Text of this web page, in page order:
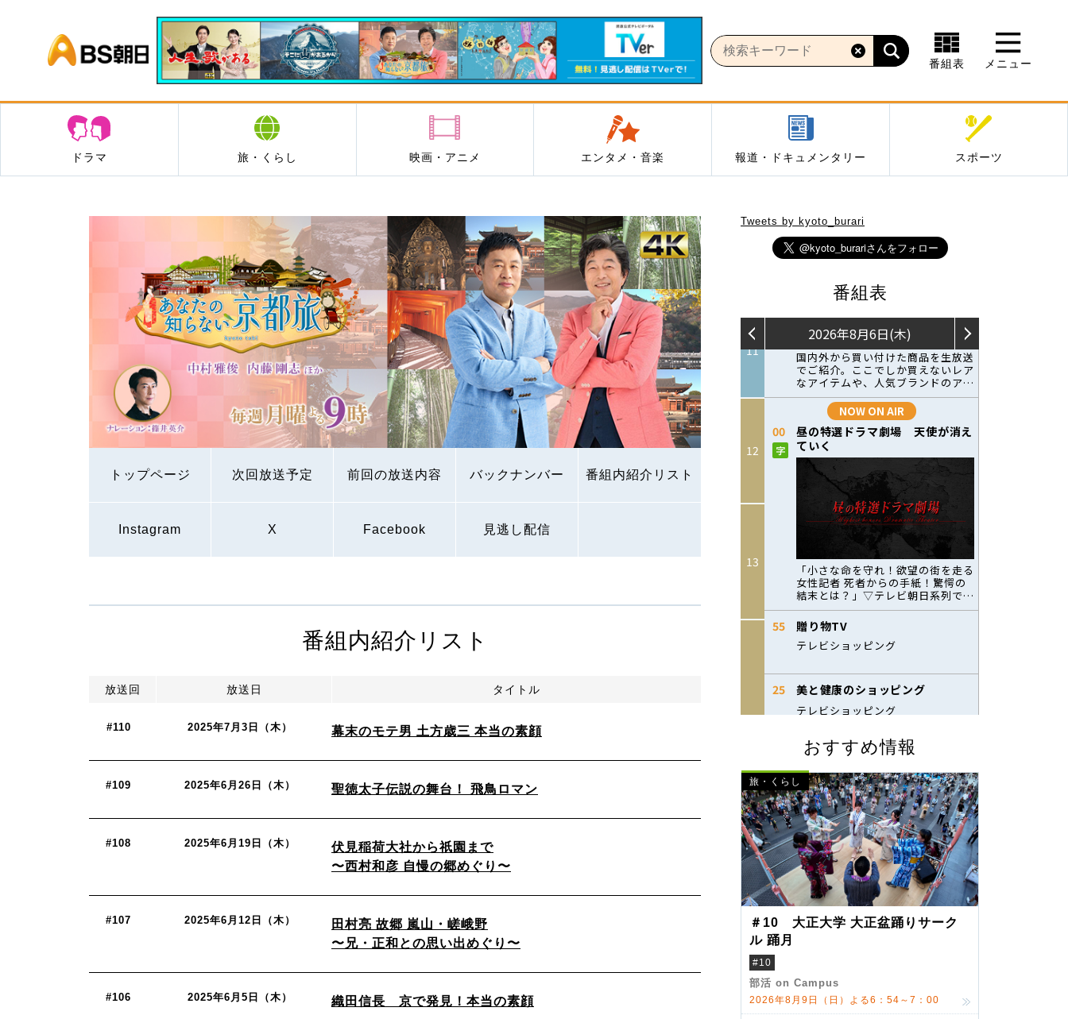
BS朝日
番組表 メニュー
ドラマ 旅・くらし 映画・アニメ エンタメ・音楽 報道・ドキュメンタリー スポーツ
トップページ 次回放送予定 前回の放送内容 バックナンバー 番組内紹介リスト
Instagram X Facebook 見逃し配信
Tweets by kyoto_burari
番組表
おすすめ情報
旅・くらし
＃10 大正大学 大正盆踊りサーク
ル 踊月
#10
部活 on Campus
2026年8月9日（日）よる6：54～7：00
番組内紹介リスト
放送回 放送日 タイトル
#110 2025年7月3日（木） 幕末のモテ男 土方歳三 本当の素顔
#109 2025年6月26日（木） 聖徳太子伝説の舞台！ 飛鳥ロマン
#108 2025年6月19日（木）
伏見稲荷大社から祇園まで
〜西村和彦 自慢の郷めぐり〜
#107 2025年6月12日（木）
田村亮 故郷 嵐山・嵯峨野
〜兄・正和との思い出めぐり〜
#106 2025年6月5日（木） 織田信長 京で発見！本当の素顔